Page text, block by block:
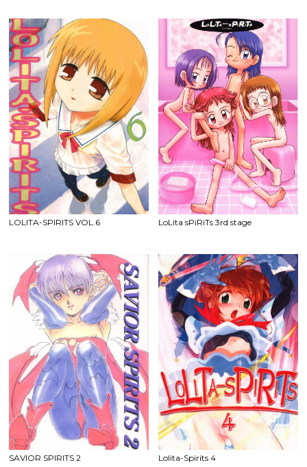
LOLITA-SPIRITS VOL.6 LoLita sPiRiTs 3rd stage
SAVIOR SPIRITS 2 Lolita-Spirits 4